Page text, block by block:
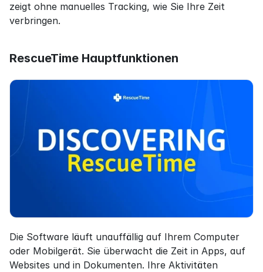
zeigt ohne manuelles Tracking, wie Sie Ihre Zeit
verbringen.
RescueTime Hauptfunktionen
Die Software läuft unauffällig auf Ihrem Computer
oder Mobilgerät. Sie überwacht die Zeit in Apps, auf
Websites und in Dokumenten. Ihre Aktivitäten